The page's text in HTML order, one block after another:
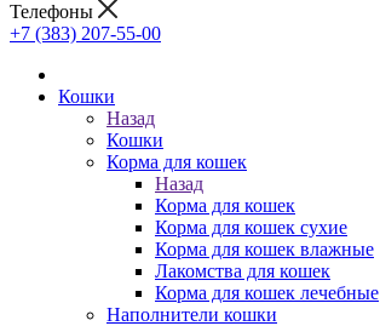
Телефоны
+7 (383) 207-55-00
Кошки
Назад
Кошки
Корма для кошек
Назад
Корма для кошек
Корма для кошек сухие
Корма для кошек влажные
Лакомства для кошек
Корма для кошек лечебные
Наполнители кошки